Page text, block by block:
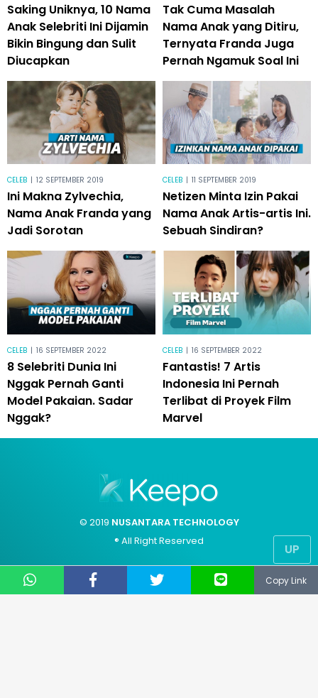
Copy Link
Saking Uniknya, 10 Nama
Anak Selebriti Ini Dijamin
Bikin Bingung dan Sulit
Diucapkan
Tak Cuma Masalah
Nama Anak yang Ditiru,
Ternyata Franda Juga
Pernah Ngamuk Soal Ini
CELEB | 12 SEPTEMBER 2019
Ini Makna Zylvechia,
Nama Anak Franda yang
Jadi Sorotan
CELEB | 11 SEPTEMBER 2019
Netizen Minta Izin Pakai
Nama Anak Artis-artis Ini.
Sebuah Sindiran?
CELEB | 16 SEPTEMBER 2022
8 Selebriti Dunia Ini
Nggak Pernah Ganti
Model Pakaian. Sadar
Nggak?
CELEB | 16 SEPTEMBER 2022
Fantastis! 7 Artis
Indonesia Ini Pernah
Terlibat di Proyek Film
Marvel
UP
© 2019 NUSANTARA TECHNOLOGY
® All Right Reserved
CS: 081331729141
Email: support@keepo.me